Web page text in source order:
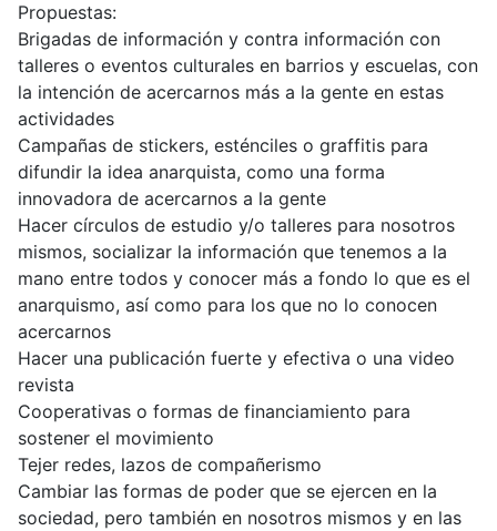
Propuestas:
Brigadas de información y contra información con
talleres o eventos culturales en barrios y escuelas, con
la intención de acercarnos más a la gente en estas
actividades
Campañas de stickers, esténciles o graffitis para
difundir la idea anarquista, como una forma
innovadora de acercarnos a la gente
Hacer círculos de estudio y/o talleres para nosotros
mismos, socializar la información que tenemos a la
mano entre todos y conocer más a fondo lo que es el
anarquismo, así como para los que no lo conocen
acercarnos
Hacer una publicación fuerte y efectiva o una video
revista
Cooperativas o formas de financiamiento para
sostener el movimiento
Tejer redes, lazos de compañerismo
Cambiar las formas de poder que se ejercen en la
sociedad, pero también en nosotros mismos y en las